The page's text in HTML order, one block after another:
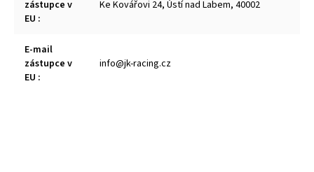
zástupce v
EU :
Ke Kovářovi 24, Ústí nad Labem, 40002
E-mail
zástupce v
EU :
info@jk-racing.cz